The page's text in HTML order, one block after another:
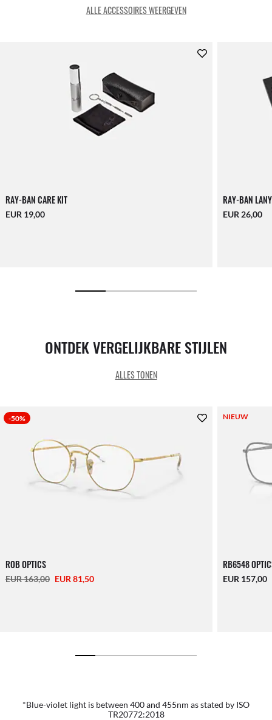
ALLE ACCESSOIRES WEERGEVEN
RAY-BAN CARE KIT
EUR 19,00
RAY-BAN
EUR 26,00
ONTDEK VERGELIJKBARE STIJLEN
ALLES TONEN
-50%
ROB OPTICS
EUR 163,00 EUR 81,50
NIEUW
RB6548
EUR 157,00
*Blue-violet light is between 400 and 455nm as stated by ISO
TR20772:2018